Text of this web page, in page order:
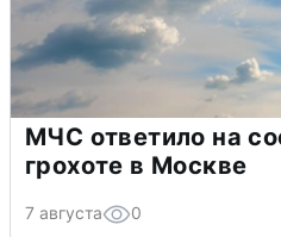
МЧС ответило на
грохоте в Москве
7 августа 0